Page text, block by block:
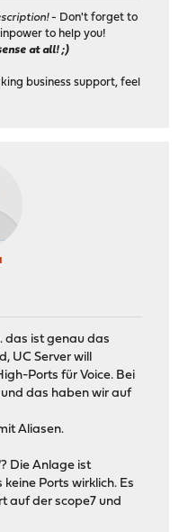
- Don't forget to
to help you!
at all! ;)
business support, feel
das ist genau das
UC Server will
Ports für Voice. Bei
das haben wir auf
Aliasen.
Die Anlage ist
Ports wirklich. Es
auf der scope7 und